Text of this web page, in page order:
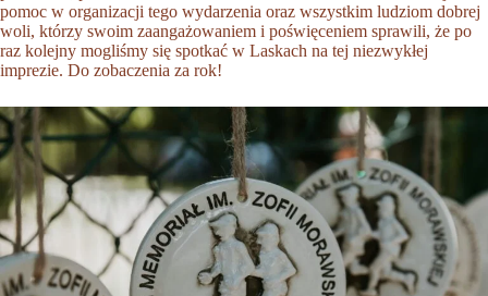
pomoc w organizacji tego wydarzenia oraz wszystkim ludziom dobrej
woli, którzy swoim zaangażowaniem i poświęceniem sprawili, że po
raz kolejny mogliśmy się spotkać w Laskach na tej niezwykłej
imprezie. Do zobaczenia za rok!